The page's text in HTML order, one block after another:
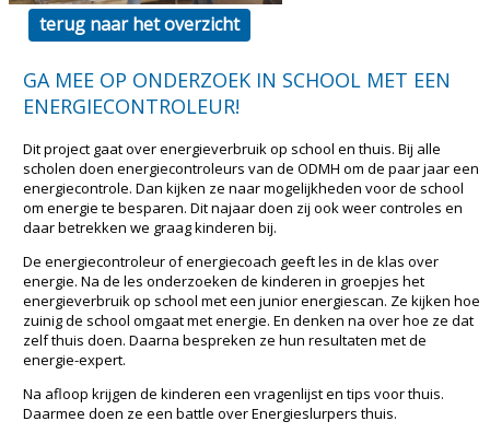
terug naar het overzicht
GA MEE OP ONDERZOEK IN SCHOOL MET EEN
ENERGIECONTROLEUR!
Dit project gaat over energieverbruik op school en thuis. Bij alle
scholen doen energiecontroleurs van de ODMH om de paar jaar een
energiecontrole. Dan kijken ze naar mogelijkheden voor de school
om energie te besparen. Dit najaar doen zij ook weer controles en
daar betrekken we graag kinderen bij.
De energiecontroleur of energiecoach geeft les in de klas over
energie. Na de les onderzoeken de kinderen in groepjes het
energieverbruik op school met een junior energiescan. Ze kijken hoe
zuinig de school omgaat met energie. En denken na over hoe ze dat
zelf thuis doen. Daarna bespreken ze hun resultaten met de
energie-expert.
Na afloop krijgen de kinderen een vragenlijst en tips voor thuis.
Daarmee doen ze een battle over Energieslurpers thuis.